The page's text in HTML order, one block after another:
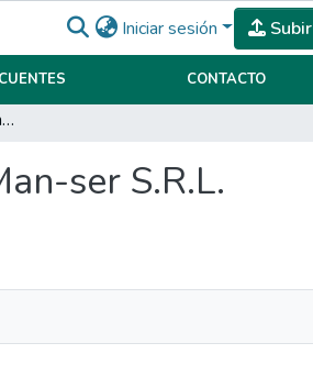
Iniciar sesión Subir
CONTACTO
Plan de gestión de información interna y externa de Man-ser S.R.L.
ser S.R.L.